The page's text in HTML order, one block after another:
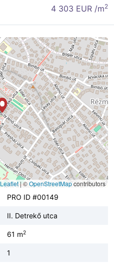
4 303 EUR /m2
Leaflet|©OpenStreetMapcontributors
PRO ID #00149
II. Detrekő utca
61 m2
1